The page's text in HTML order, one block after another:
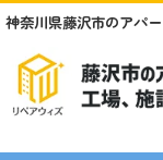
神奈川県藤沢市のアパ